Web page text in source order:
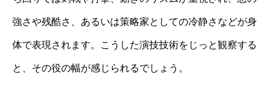
強さや残酷さ、あるいは策略家としての冷静さなどが身
体で表現されます。こうした演技技術をじっと観察する
と、その役の幅が感じられるでしょう。